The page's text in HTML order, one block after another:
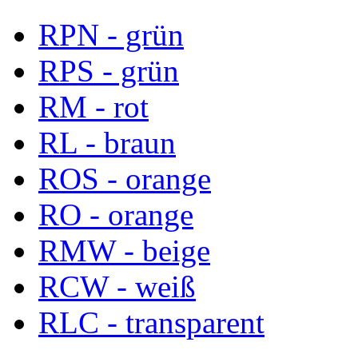
RPN - grün
RPS - grün
RM - rot
RL - braun
ROS - orange
RO - orange
RMW - beige
RCW - weiß
RLC - transparent